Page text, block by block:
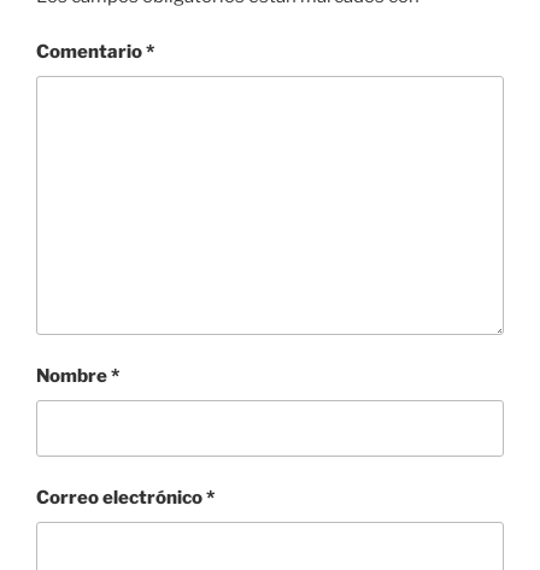
Comentario*
Nombre*
Correo electrónico*